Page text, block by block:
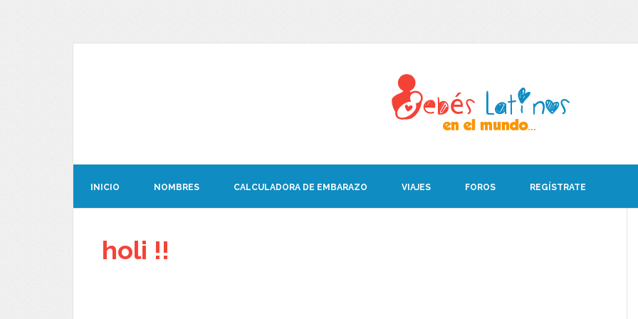
INICIO NOMBRES CALCULADORA DE EMBARAZO VIAJES FOROS REGÍSTRATE
holi !!